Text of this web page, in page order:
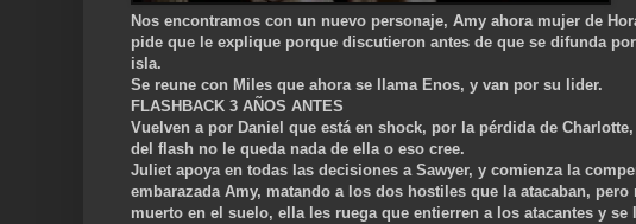
Nos encontramos con un nuevo personaje, Amy ahora mujer de
pide que le explique porque discutieron antes de que se difunda
isla.
Se reune con Miles que ahora se llama Enos, y van por su lider.
FLASHBACK 3 AÑOS ANTES
Vuelven a por Daniel que está en shock, por la pérdida de
del flash no le queda nada de ella o eso cree.
Juliet apoya en todas las decisiones a Sawyer, y comienza la
embarazada Amy, matando a los dos hostiles que la atacaban,
muerto en el suelo, ella les ruega que entierren a los atacantes y